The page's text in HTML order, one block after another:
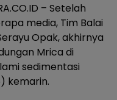
– Setelah
media, Tim Balai
Opak, akhirnya
Mrica di
sedimentasi
kemarin.